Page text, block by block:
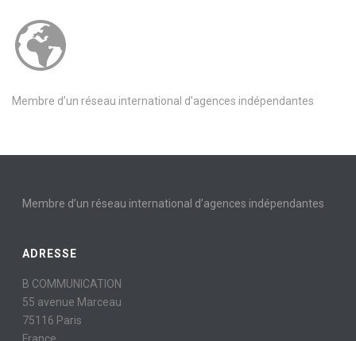
Membre d’un réseau international d’agences indépendantes
Membre d’un réseau international d’agences indépendantes
ADRESSE
B COMMUNICATION
55 avenue Marceau
75116 Paris